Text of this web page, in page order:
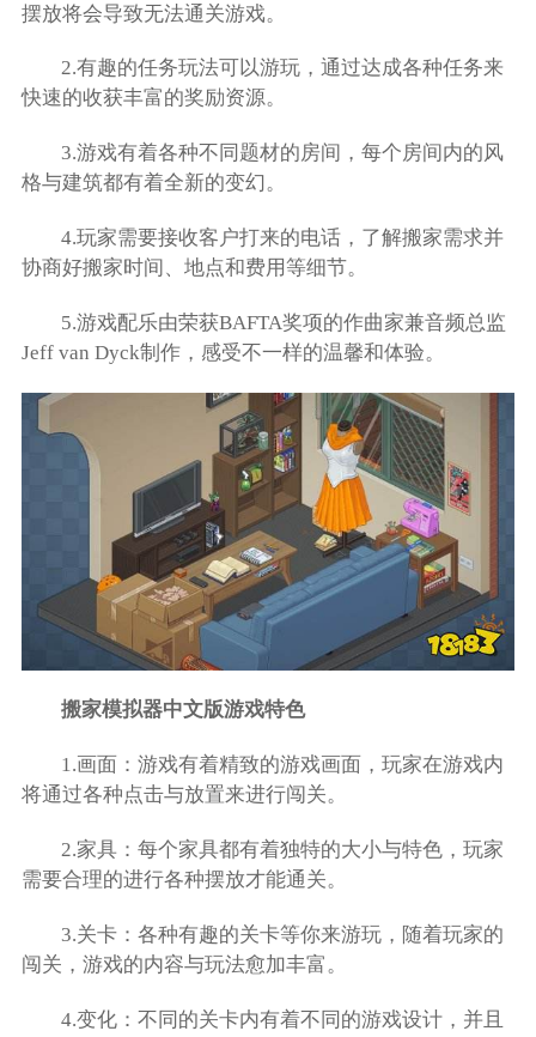
摆放将会导致无法通关游戏。
2.有趣的任务玩法可以游玩，通过达成各种任务来
快速的收获丰富的奖励资源。
3.游戏有着各种不同题材的房间，每个房间内的风
格与建筑都有着全新的变幻。
4.玩家需要接收客户打来的电话，了解搬家需求并
协商好搬家时间、地点和费用等细节。
5.游戏配乐由荣获BAFTA奖项的作曲家兼音频总监
Jeff van Dyck制作，感受不一样的温馨和体验。
搬家模拟器中文版游戏特色
1.画面：游戏有着精致的游戏画面，玩家在游戏内
将通过各种点击与放置来进行闯关。
2.家具：每个家具都有着独特的大小与特色，玩家
需要合理的进行各种摆放才能通关。
3.关卡：各种有趣的关卡等你来游玩，随着玩家的
闯关，游戏的内容与玩法愈加丰富。
4.变化：不同的关卡内有着不同的游戏设计，并且